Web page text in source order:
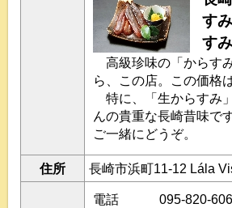
す
す
高級珍味の「からす
ら、この店。この価格
特に、「生からすみ
んの貴重な長崎昔味で
ご一緒にどうぞ。
住所 長崎市浜町11-12 Lála
電話
095-820-